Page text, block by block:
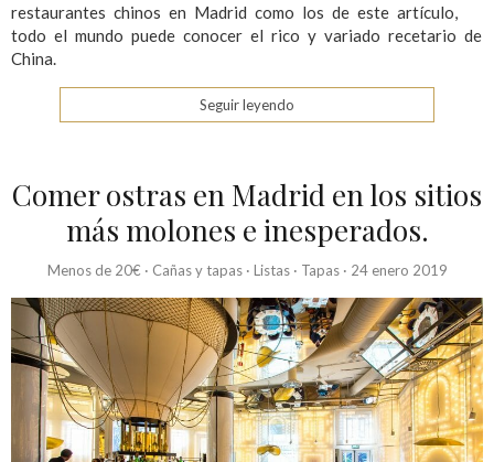
restaurantes chinos en Madrid como los de este artículo,
todo el mundo puede conocer el rico y variado recetario de
China.
Seguir leyendo
Comer ostras en Madrid en los sitios
más molones e inesperados.
Menos de 20€ · Cañas y tapas· Listas· Tapas· 24 enero 2019